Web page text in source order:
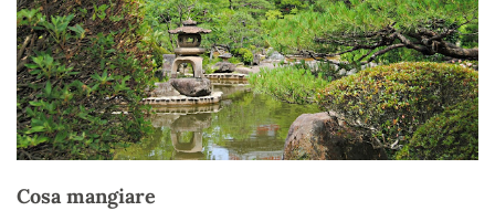
Cosa mangiare